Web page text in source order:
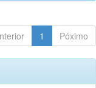
1 Póximo